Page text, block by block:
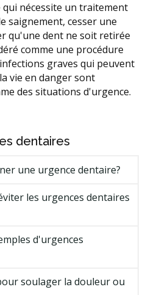
nécessite un traitement
saignement, cesser une
qu'une dent ne soit retirée
comme une procédure
graves qui peuvent
vie en danger sont
des situations d'urgence.
dentaires
une urgence dentaire?
les urgences dentaires
d'urgences
soulager la douleur ou